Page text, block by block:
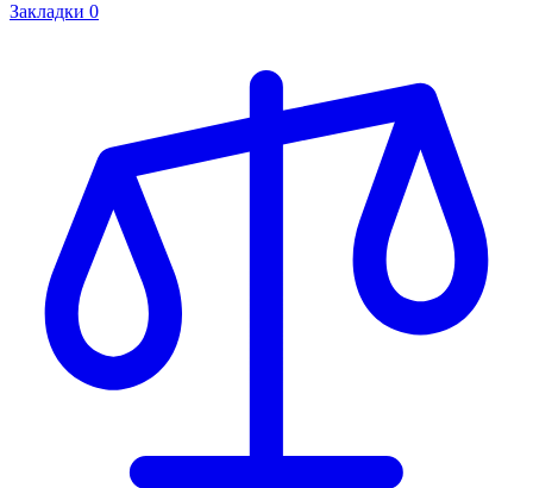
Закладки 0